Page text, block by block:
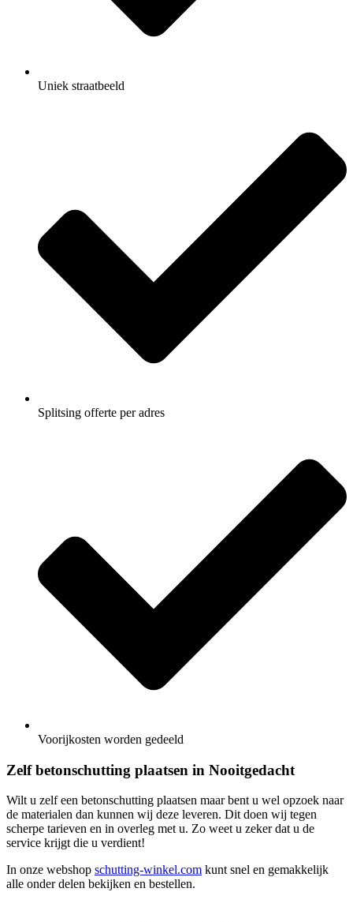
Uniek straatbeeld
Splitsing offerte per adres
Voorijkosten worden gedeeld
Zelf betonschutting plaatsen in Nooitgedacht
Wilt u zelf een betonschutting plaatsen maar bent u wel opzoek naar
de materialen dan kunnen wij deze leveren. Dit doen wij tegen
scherpe tarieven en in overleg met u. Zo weet u zeker dat u de
service krijgt die u verdient!
In onze webshop schutting-winkel.com kunt snel en gemakkelijk
alle onder delen bekijken en bestellen.